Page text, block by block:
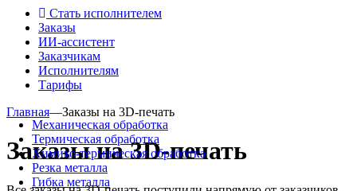
Стать исполнителем
Заказы
ИИ-ассистент
Заказчикам
Исполнителям
Тарифы
Механическая обработка
Термическая обработка
Химико-термическая обработка
Резка металла
Гибка металла
Главная—Заказы на 3D-печать
Заказы на 3D-печать